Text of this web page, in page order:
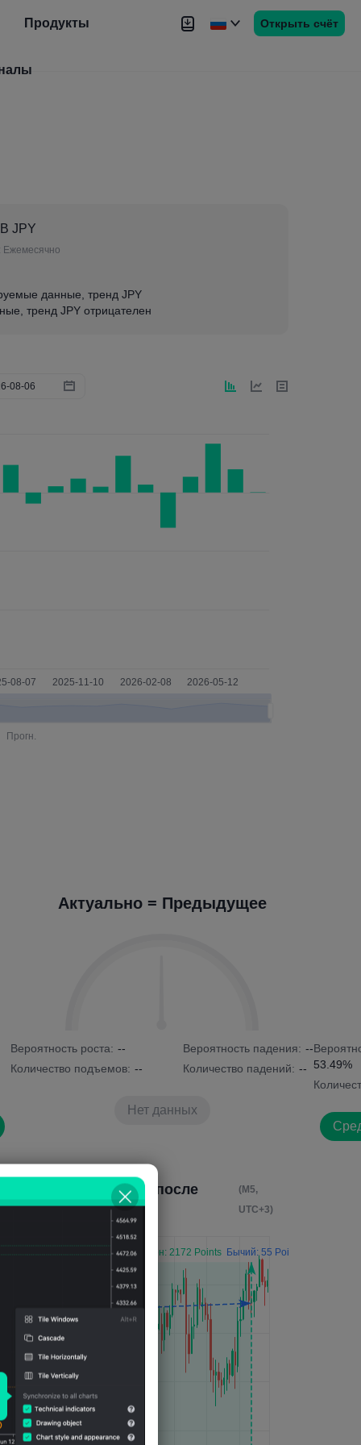
Продукты
Новости
Открыть счёт
JPY
Ежемесячно
данные, тренд JPY
тренд JPY отрицателен
Актуально = Предыдущее
Вероятность роста: --
Количество подъемов: --
Вероятность падения: --
Количество падений: --
Нет данных
53.49%
Влияние Через 4 часа после
(M5,
UTC+3)